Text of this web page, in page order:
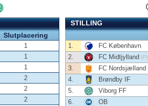
Slutplacering
1
1
1
2
2
2
STILLING
1. FC København
2.
FC Midtjylland (P)
3.
FC Nordsjælland
4.
Brøndby IF
5.
Viborg FF
6.
OB